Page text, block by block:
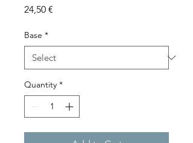
24,50 €
Base *
Quantity *